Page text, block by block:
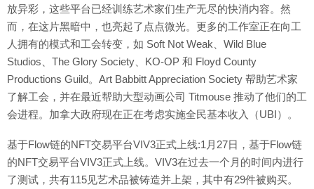
放异彩，这些平台已经训练艺术家们生产无尽的快消内容。然
而，在这片黑暗中，也亮起了点点微光。更多的工作室正在向工
人拥有的模式和工会转变，如 Soft Not Weak、Wild Blue
Studios、The Glory Society、KO-OP 和 Floyd County
Productions Guild。Art Babbitt Appreciation Society 帮助艺术家
了解工会，并在最近帮助大型动画公司 Titmouse 推动了他们的工
会进程。加拿大政府现在正在考虑实施全民基本收入（UBI）。
基于Flow链的NFT交易平台VIV3正式上线:1月27日，基于Flow链
的NFT交易平台VIV3正式上线。VIV3在过去一个月的时间内进行
了测试，共有115见艺术品被铸造并上架，其中有29件被购买。